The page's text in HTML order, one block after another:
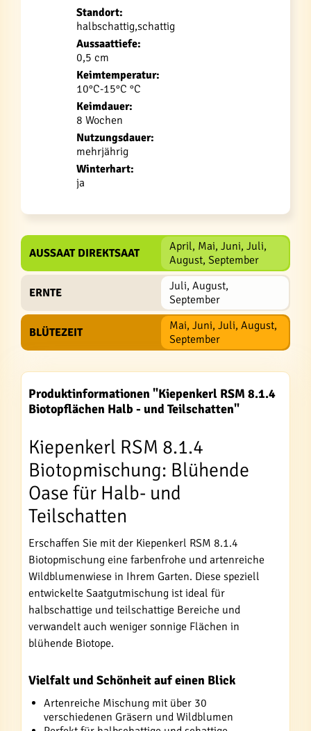
Standort:
halbschattig,schattig
Aussaattiefe:
0,5 cm
Keimtemperatur:
10°C-15°C °C
Keimdauer:
8 Wochen
Nutzungsdauer:
mehrjährig
Winterhart:
ja
AUSSAAT DIREKTSAAT
April, Mai, Juni, Juli,
August, September
ERNTE
Juli, August,
September
BLÜTEZEIT
Mai, Juni, Juli, August,
September
Produktinformationen "Kiepenkerl RSM 8.1.4
Biotopflächen Halb - und Teilschatten"
Kiepenkerl RSM 8.1.4
Biotopmischung: Blühende
Oase für Halb- und
Teilschatten
Erschaffen Sie mit der Kiepenkerl RSM 8.1.4
Biotopmischung eine farbenfrohe und artenreiche
Wildblumenwiese in Ihrem Garten. Diese speziell
entwickelte Saatgutmischung ist ideal für
halbschattige und teilschattige Bereiche und
verwandelt auch weniger sonnige Flächen in
blühende Biotope.
Vielfalt und Schönheit auf einen Blick
Artenreiche Mischung mit über 30
verschiedenen Gräsern und Wildblumen